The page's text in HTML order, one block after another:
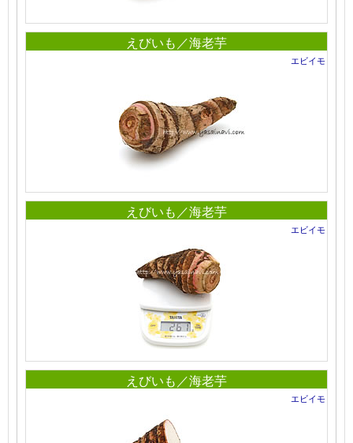
えびいも／海老芋
エビイモ
えびいも／海老芋
エビイモ
えびいも／海老芋
エビイモ